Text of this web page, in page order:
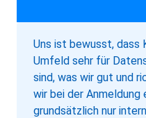
Uns ist bewusst, dass
Umfeld sehr für
sind, was wir gut und
wir bei der Anmeldung
grundsätzlich nur